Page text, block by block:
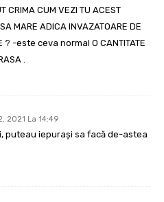
CRIMA CUM VEZI TU ACEST
MARE ADICA INVAZATOARE DE
? -este ceva normal O CANTITATE
.
2021 La 14:49
puteau iepurași sa facă de-astea